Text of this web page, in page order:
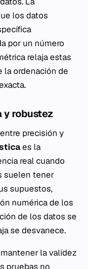
los datos
por un número
relaja estas
la ordenación de
y robustez
precisión y
es la
real cuando
suelen tener
supuestos,
numérica de los
de los datos se
se desvanece.
la validez
pruebas no